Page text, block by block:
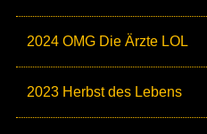
2024 OMG Die Ärzte LOL
2023 Herbst des Lebens